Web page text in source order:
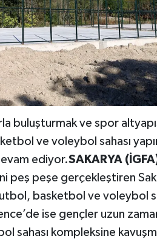
buluşturmak ve spor
ve voleybol sahası
ediyor.SAKARYA
peş peşe gerçekleştiren
basketbol ve voleybol
ise gençler uzun
sahası kompleksine